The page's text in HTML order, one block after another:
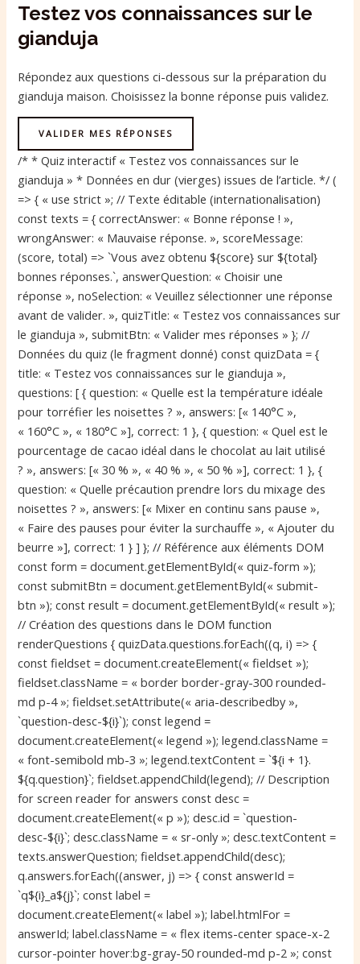
Testez vos connaissances sur le
gianduja
Répondez aux questions ci-dessous sur la préparation du
gianduja maison. Choisissez la bonne réponse puis validez.
VALIDER MES RÉPONSES
/* * Quiz interactif « Testez vos connaissances sur le
gianduja » * Données en dur (vierges) issues de l’article. */ (
=> { « use strict »; // Texte éditable (internationalisation)
const texts = { correctAnswer: « Bonne réponse ! »,
wrongAnswer: « Mauvaise réponse. », scoreMessage:
(score, total) => `Vous avez obtenu ${score} sur ${total}
bonnes réponses.`, answerQuestion: « Choisir une
réponse », noSelection: « Veuillez sélectionner une réponse
avant de valider. », quizTitle: « Testez vos connaissances sur
le gianduja », submitBtn: « Valider mes réponses » }; //
Données du quiz (le fragment donné) const quizData = {
title: « Testez vos connaissances sur le gianduja »,
questions: [ { question: « Quelle est la température idéale
pour torréfier les noisettes ? », answers: [« 140°C »,
« 160°C », « 180°C »], correct: 1 }, { question: « Quel est le
pourcentage de cacao idéal dans le chocolat au lait utilisé
? », answers: [« 30 % », « 40 % », « 50 % »], correct: 1 }, {
question: « Quelle précaution prendre lors du mixage des
noisettes ? », answers: [« Mixer en continu sans pause »,
« Faire des pauses pour éviter la surchauffe », « Ajouter du
beurre »], correct: 1 } ] }; // Référence aux éléments DOM
const form = document.getElementById(« quiz-form »);
const submitBtn = document.getElementById(« submit-
btn »); const result = document.getElementById(« result »);
// Création des questions dans le DOM function
renderQuestions { quizData.questions.forEach((q, i) => {
const fieldset = document.createElement(« fieldset »);
fieldset.className = « border border-gray-300 rounded-
md p-4 »; fieldset.setAttribute(« aria-describedby »,
`question-desc-${i}`); const legend =
document.createElement(« legend »); legend.className =
« font-semibold mb-3 »; legend.textContent = `${i + 1}.
${q.question}`; fieldset.appendChild(legend); // Description
for screen reader for answers const desc =
document.createElement(« p »); desc.id = `question-
desc-${i}`; desc.className = « sr-only »; desc.textContent =
texts.answerQuestion; fieldset.appendChild(desc);
q.answers.forEach((answer, j) => { const answerId =
`q${i}_a${j}`; const label =
document.createElement(« label »); label.htmlFor =
answerId; label.className = « flex items-center space-x-2
cursor-pointer hover:bg-gray-50 rounded-md p-2 »; const